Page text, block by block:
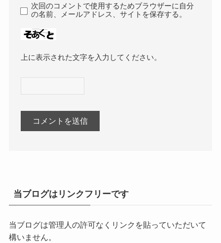
次回のコメントで使用するためブラウザーに自分
の名前、メールアドレス、サイトを保存する。
上に表示された文字を入力してください。
当ブログはリンクフリーです
当ブログは管理人の許可なくリンクを貼っていただいて
構いません。